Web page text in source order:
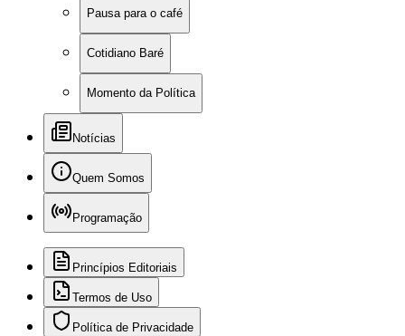
Pausa para o café
Cotidiano Baré
Momento da Política
Notícias
Quem Somos
Programação
Princípios Editoriais
Termos de Uso
Política de Privacidade